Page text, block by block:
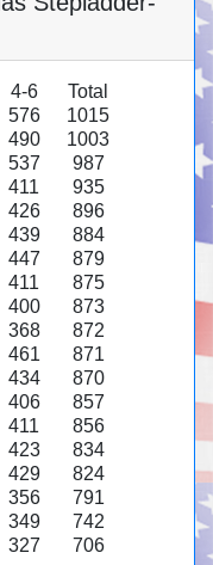
4-6
Total
576
1015
490
1003
537
987
411
935
426
896
439
884
447
879
411
875
400
873
368
872
461
871
434
870
406
857
411
856
423
834
429
824
356
791
349
742
327 706